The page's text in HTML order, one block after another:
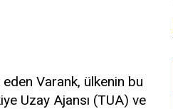
Varank, ülkenin bu
Uzay Ajansı (TUA) ve